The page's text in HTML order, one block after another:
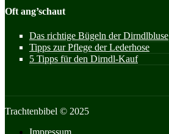
Oft ang’schaut
Das richtige Bügeln der Dirndlbluse
Tipps zur Pflege der Lederhose
5 Tipps für den Dirndl-Kauf
Trachtenbibel © 2025
Impressum